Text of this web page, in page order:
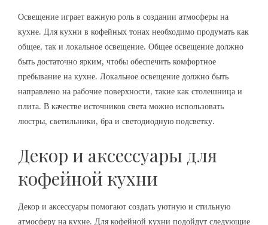
Освещение играет важную роль в создании атмосферы на
кухне. Для кухни в кофейных тонах необходимо продумать как
общее, так и локальное освещение. Общее освещение должно
быть достаточно ярким, чтобы обеспечить комфортное
пребывание на кухне. Локальное освещение должно быть
направлено на рабочие поверхности, такие как столешница и
плита. В качестве источников света можно использовать
люстры, светильники, бра и светодиодную подсветку.
Декор и аксессуары для
кофейной кухни
Декор и аксессуары помогают создать уютную и стильную
атмосферу на кухне. Для кофейной кухни подойдут следующие